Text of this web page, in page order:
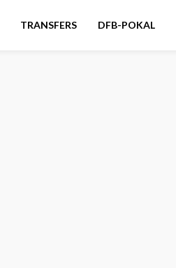
TRANSFERS DFB-POKAL